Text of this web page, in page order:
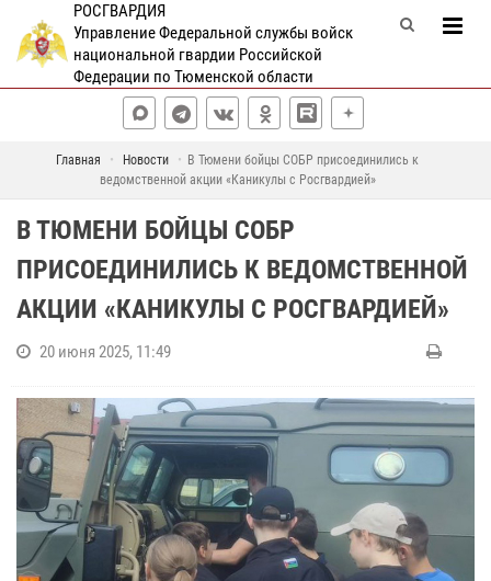
РОСГВАРДИЯ
Управление Федеральной службы войск
национальной гвардии Российской
Федерации по Тюменской области
Главная Новости
В Тюмени бойцы СОБР присоединились к
ведомственной акции «Каникулы с Росгвардией»
В ТЮМЕНИ БОЙЦЫ СОБР
ПРИСОЕДИНИЛИСЬ К ВЕДОМСТВЕННОЙ
АКЦИИ «КАНИКУЛЫ С РОСГВАРДИЕЙ»
20 июня 2025, 11:49